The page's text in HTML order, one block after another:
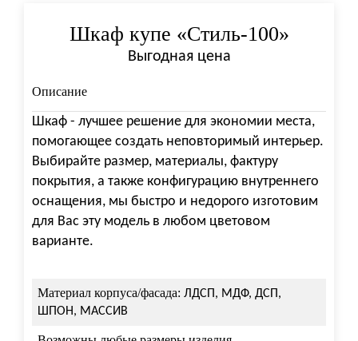
Шкаф купе «Стиль-100»
Выгодная цена
Описание
Шкаф - лучшее решение для экономии места,
помогающее создать неповторимый интерьер.
Выбирайте размер, материалы, фактуру
покрытия, а также конфигурацию внутреннего
оснащения, мы быстро и недорого изготовим
для Вас эту модель в любом цветовом
варианте.
Материал корпуса/фасада: ЛДСП, МДФ, ДСП,
ШПОН, МАССИВ